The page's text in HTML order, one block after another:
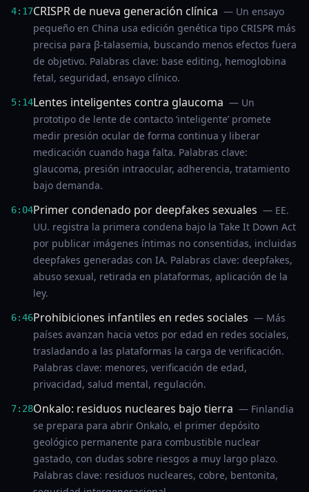
4:17CRISPR de nueva generación clínica — Un ensayo
pequeño en China usa edición genética tipo CRISPR más
precisa para β-talasemia, buscando menos efectos fuera
de objetivo. Palabras clave: base editing, hemoglobina
fetal, seguridad, ensayo clínico.
5:14Lentes inteligentes contra glaucoma — Un
prototipo de lente de contacto ‘inteligente’ promete
medir presión ocular de forma continua y liberar
medicación cuando haga falta. Palabras clave:
glaucoma, presión intraocular, adherencia, tratamiento
bajo demanda.
6:04Primer condenado por deepfakes sexuales — EE.
UU. registra la primera condena bajo la Take It Down Act
por publicar imágenes íntimas no consentidas, incluidas
deepfakes generadas con IA. Palabras clave: deepfakes,
abuso sexual, retirada en plataformas, aplicación de la
ley.
6:46Prohibiciones infantiles en redes sociales — Más
países avanzan hacia vetos por edad en redes sociales,
trasladando a las plataformas la carga de verificación.
Palabras clave: menores, verificación de edad,
privacidad, salud mental, regulación.
7:28Onkalo: residuos nucleares bajo tierra — Finlandia
se prepara para abrir Onkalo, el primer depósito
geológico permanente para combustible nuclear
gastado, con dudas sobre riesgos a muy largo plazo.
Palabras clave: residuos nucleares, cobre, bentonita,